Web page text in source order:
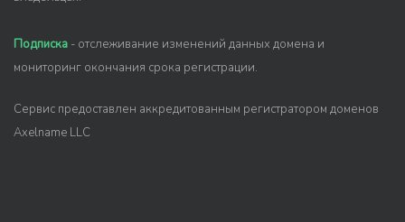
Подписка - отслеживание изменений данных домена и
мониторинг окончания срока регистрации.
Сервис предоставлен аккредитованным регистратором доменов
Axelname LLC